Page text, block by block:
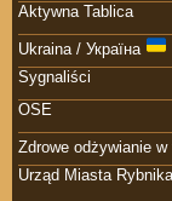
Aktywna Tablica
Ukraina / Україна
Sygnaliści
OSE
Zdrowe odżywianie
Urząd Miasta